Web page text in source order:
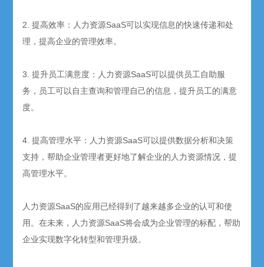
2. 提高效率：人力资源SaaS可以实现信息的快速传递和处
理，提高企业的管理效率。
3. 提升员工满意度：人力资源SaaS可以提供员工自助服
务，员工可以自主查询和管理自己的信息，提升员工的满意
度。
4. 提高管理水平：人力资源SaaS可以提供数据分析和决策
支持，帮助企业管理者更好地了解企业的人力资源情况，提
高管理水平。
人力资源SaaS的应用已经得到了越来越多企业的认可和使
用。在未来，人力资源SaaS将会成为企业管理的标配，帮助
企业实现数字化转型和管理升级。